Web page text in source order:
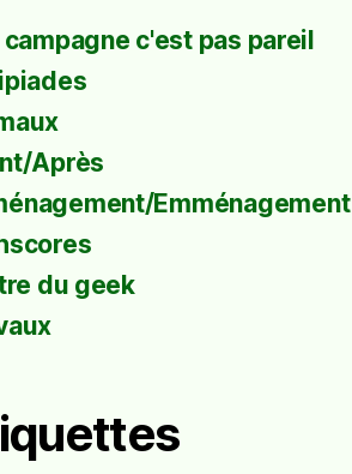
c'est pas pareil
Après
Emménagement
du geek